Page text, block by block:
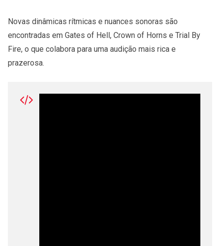
Novas dinâmicas rítmicas e nuances sonoras são
encontradas em Gates of Hell, Crown of Horns e Trial By
Fire, o que colabora para uma audição mais rica e
prazerosa.